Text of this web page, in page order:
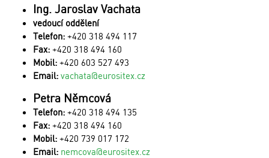
Ing. Jaroslav Vachata
vedoucí oddělení
Telefon: +420 318 494 117
Fax: +420 318 494 160
Mobil: +420 603 527 493
Email: vachata@eurositex.cz
Petra Němcová
Telefon: +420 318 494 135
Fax: +420 318 494 160
Mobil: +420 739 017 172
Email: nemcova@eurositex.cz